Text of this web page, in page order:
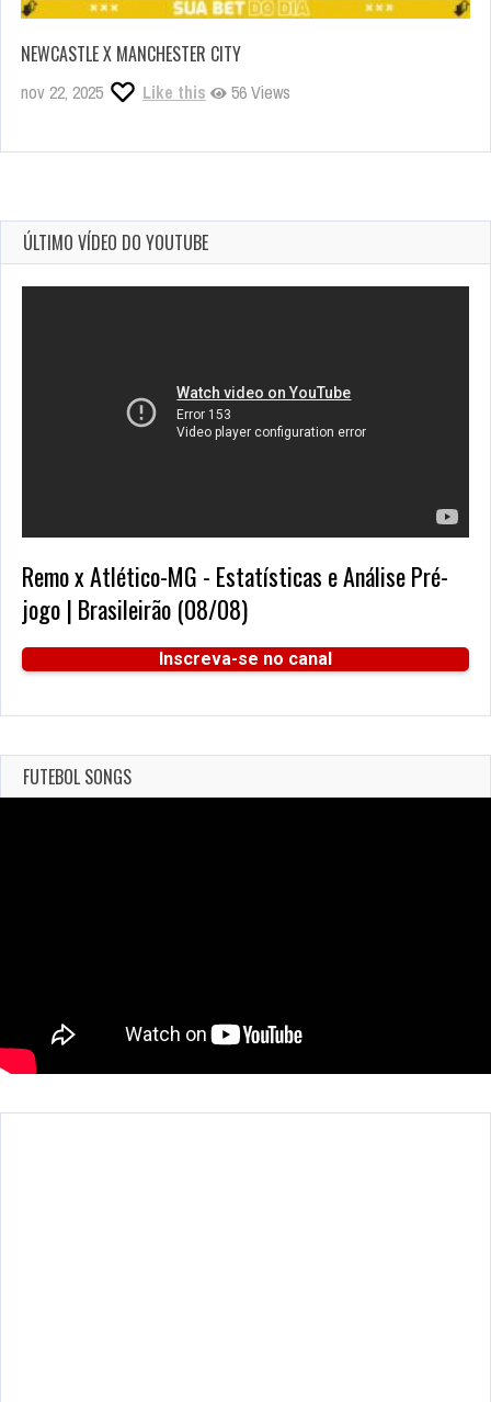
NEWCASTLE X MANCHESTER CITY
nov 22, 2025 Like this 56 Views
ÚLTIMO VÍDEO DO YOUTUBE
Remo x Atlético-MG - Estatísticas e Análise Pré-
jogo | Brasileirão (08/08)
Inscreva-se no canal
FUTEBOL SONGS